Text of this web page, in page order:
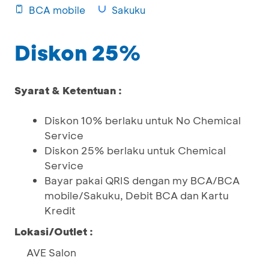
BCA mobile
Sakuku
Diskon 25%
Syarat & Ketentuan :
Diskon 10% berlaku untuk No Chemical
Service
Diskon 25% berlaku untuk Chemical
Service
Bayar pakai QRIS dengan my BCA/BCA
mobile/Sakuku, Debit BCA dan Kartu
Kredit
Lokasi/Outlet :
AVE Salon